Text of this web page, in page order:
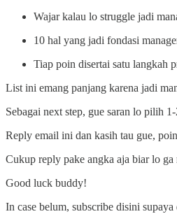
Wajar kalau lo struggle jadi
10 hal yang jadi fondasi
Tiap poin disertai satu langkah
List ini emang panjang karena jadi
Sebagai next step, gue saran lo pilih
Reply email ini dan kasih tau gue,
Cukup reply pake angka aja biar lo ga
Good luck buddy!
In case belum, subscribe disini